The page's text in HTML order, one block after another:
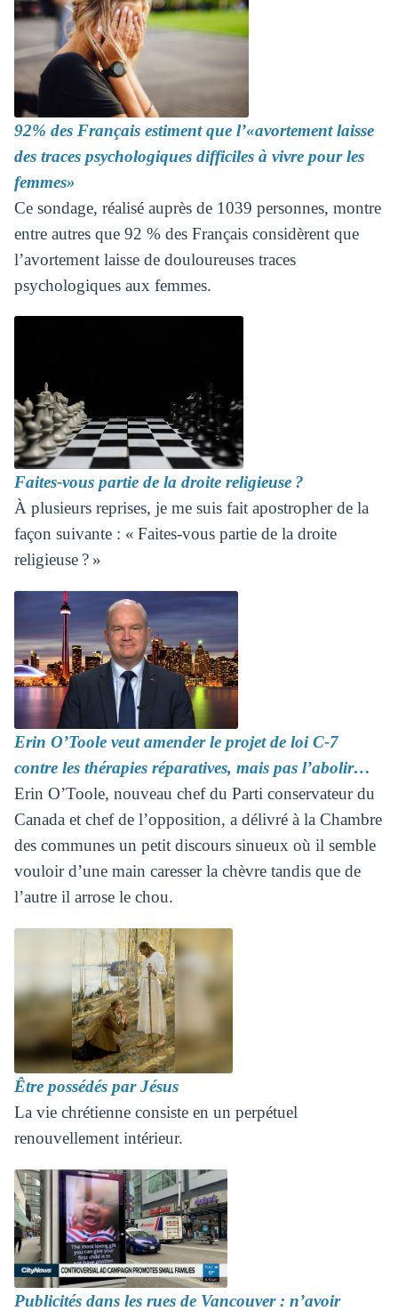
92% des Français estiment que l’«avortement laisse
des traces psychologiques difficiles à vivre pour les
femmes»
Ce sondage, réalisé auprès de 1039 personnes, montre
entre autres que 92 % des Français considèrent que
l’avortement laisse de douloureuses traces
psychologiques aux femmes.
Faites-vous partie de la droite religieuse ?
À plusieurs reprises, je me suis fait apostropher de la
façon suivante : « Faites-vous partie de la droite
religieuse ? »
Erin O’Toole veut amender le projet de loi C-7
contre les thérapies réparatives, mais pas l’abolir…
Erin O’Toole, nouveau chef du Parti conservateur du
Canada et chef de l’opposition, a délivré à la Chambre
des communes un petit discours sinueux où il semble
vouloir d’une main caresser la chèvre tandis que de
l’autre il arrose le chou.
Être possédés par Jésus
La vie chrétienne consiste en un perpétuel
renouvellement intérieur.
Publicités dans les rues de Vancouver : n’avoir